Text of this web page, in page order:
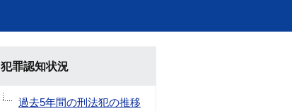
犯罪認知状況
過去5年間の刑法犯の推移